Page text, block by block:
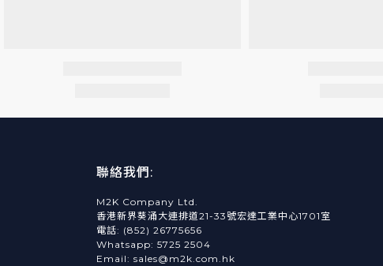
聯絡我們:
M2K Company Ltd.
香港新界葵涌大連排道21-33號宏達工業中心1701室
電話: (852) 26775656
Whatsapp: 5725 2504
Email: sales@m2k.com.hk